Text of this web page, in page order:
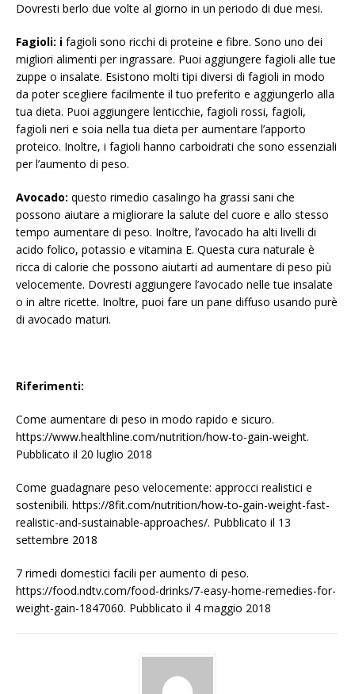
Dovresti berlo due volte al giorno in un periodo di due mesi.
Fagioli: i fagioli sono ricchi di proteine ​​e fibre. Sono uno dei
migliori alimenti per ingrassare. Puoi aggiungere fagioli alle tue
zuppe o insalate. Esistono molti tipi diversi di fagioli in modo
da poter scegliere facilmente il tuo preferito e aggiungerlo alla
tua dieta. Puoi aggiungere lenticchie, fagioli rossi, fagioli,
fagioli neri e soia nella tua dieta per aumentare l’apporto
proteico. Inoltre, i fagioli hanno carboidrati che sono essenziali
per l’aumento di peso.
Avocado: questo rimedio casalingo ha grassi sani che
possono aiutare a migliorare la salute del cuore e allo stesso
tempo aumentare di peso. Inoltre, l’avocado ha alti livelli di
acido folico, potassio e vitamina E. Questa cura naturale è
ricca di calorie che possono aiutarti ad aumentare di peso più
velocemente. Dovresti aggiungere l’avocado nelle tue insalate
o in altre ricette. Inoltre, puoi fare un pane diffuso usando purè
di avocado maturi.
Riferimenti:
Come aumentare di peso in modo rapido e sicuro.
https://www.healthline.com/nutrition/how-to-gain-weight.
Pubblicato il 20 luglio 2018
Come guadagnare peso velocemente: approcci realistici e
sostenibili. https://8fit.com/nutrition/how-to-gain-weight-fast-
realistic-and-sustainable-approaches/. Pubblicato il 13
settembre 2018
7 rimedi domestici facili per aumento di peso.
https://food.ndtv.com/food-drinks/7-easy-home-remedies-for-
weight-gain-1847060. Pubblicato il 4 maggio 2018